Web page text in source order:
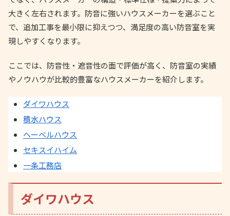
大きく左右されます。防音に強いハウスメーカーを選ぶこと
で、追加工事を最小限に抑えつつ、満足度の高い防音室を実
現しやすくなります。
ここでは、防音性・遮音性の面で評価が高く、防音室の実績
やノウハウが比較的豊富なハウスメーカーを紹介します。
ダイワハウス
積水ハウス
ヘーベルハウス
セキスイハイム
一条工務店
ダイワハウス